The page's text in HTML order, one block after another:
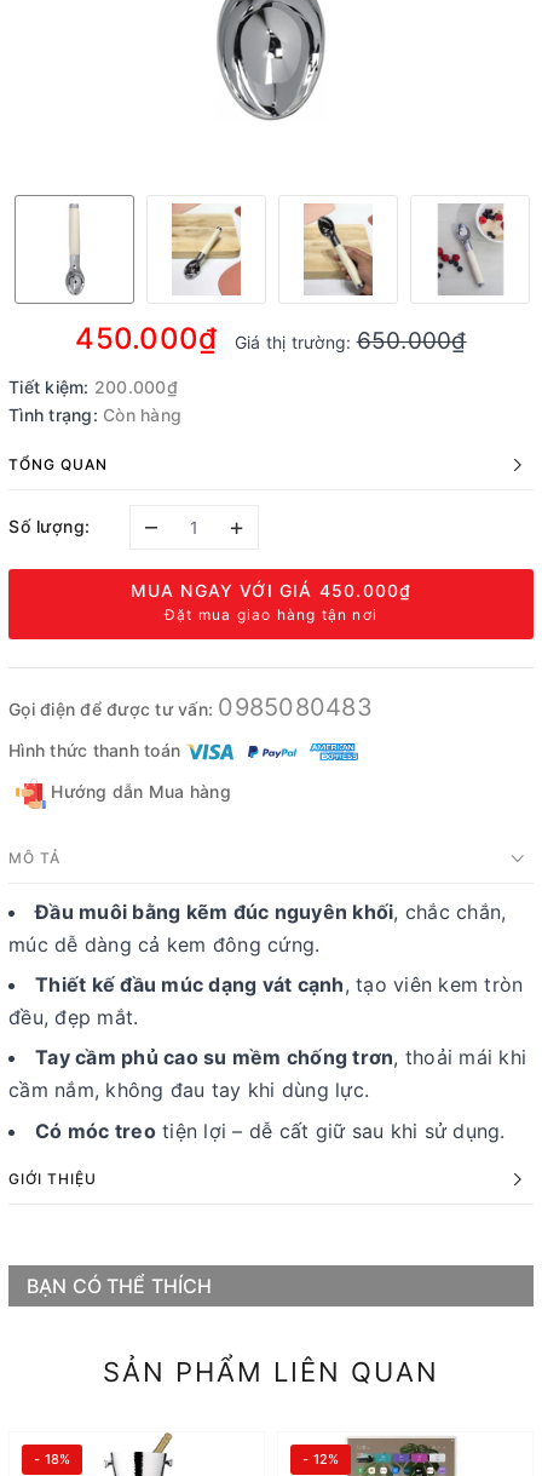
450.000₫ Giá thị trường:650.000₫
Tiết kiệm: 200.000₫
Tình trạng: Còn hàng
TỔNG QUAN
Số lượng: – +
MUA NGAY VỚI GIÁ 450.000₫
Đặt mua giao hàng tận nơi
Gọi điện để được tư vấn: 0985080483
Hình thức thanh toán
Hướng dẫn Mua hàng
MÔ TẢ
Đầu muôi bằng kẽm đúc nguyên khối, chắc chắn,
múc dễ dàng cả kem đông cứng.
Thiết kế đầu múc dạng vát cạnh, tạo viên kem tròn
đều, đẹp mắt.
Tay cầm phủ cao su mềm chống trơn, thoải mái khi
cầm nắm, không đau tay khi dùng lực.
Có móc treotiện lợi – dễ cất giữ sau khi sử dụng.
GIỚI THIỆU
BẠN CÓ THỂ THÍCH
SẢN PHẨM LIÊN QUAN
- 18% - 12%